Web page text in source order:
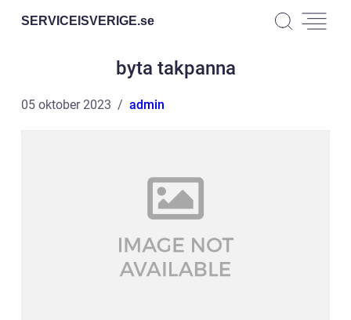
SERVICEISVERIGE.se
byta takpanna
05 oktober 2023 admin